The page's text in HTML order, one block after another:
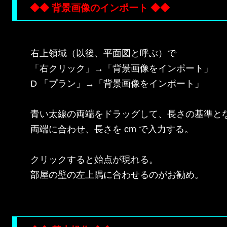
◆◆ 背景画像のインポート ◆◆
右上領域（以後、平面図と呼ぶ）で
「右クリック」→「背景画像をインポート」
D 「プラン」→「背景画像をインポート」
青い太線の両端をドラッグして、長さの基準と
両端に合わせ、長さを cm で入力する。
クリックすると始点が現れる。
部屋の壁の左上隅に合わせるのがお勧め。